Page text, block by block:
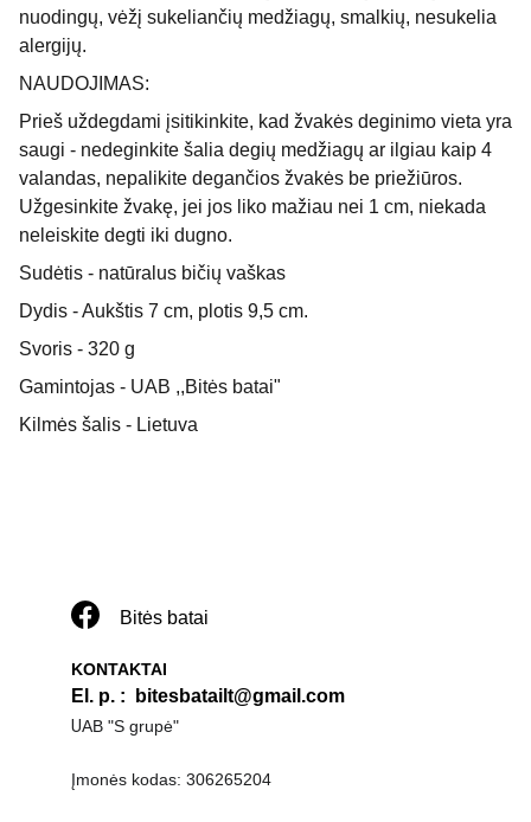
nuodingų, vėžį sukeliančių medžiagų, smalkių, nesukelia
alergijų.
NAUDOJIMAS:
Prieš uždegdami įsitikinkite, kad žvakės deginimo vieta yra
saugi - nedeginkite šalia degių medžiagų ar ilgiau kaip 4
valandas, nepalikite degančios žvakės be priežiūros.
Užgesinkite žvakę, jei jos liko mažiau nei 1 cm, niekada
neleiskite degti iki dugno.
Sudėtis - natūralus bičių vaškas
Dydis - Aukštis 7 cm, plotis 9,5 cm.
Svoris - 320 g
Gamintojas - UAB ,,Bitės batai"
Kilmės šalis - Lietuva
KONTAKTAI
El. p. : bitesbatailt@gmail.com
UAB "S grupė"
Įmonės kodas: 306265204
Bitės batai